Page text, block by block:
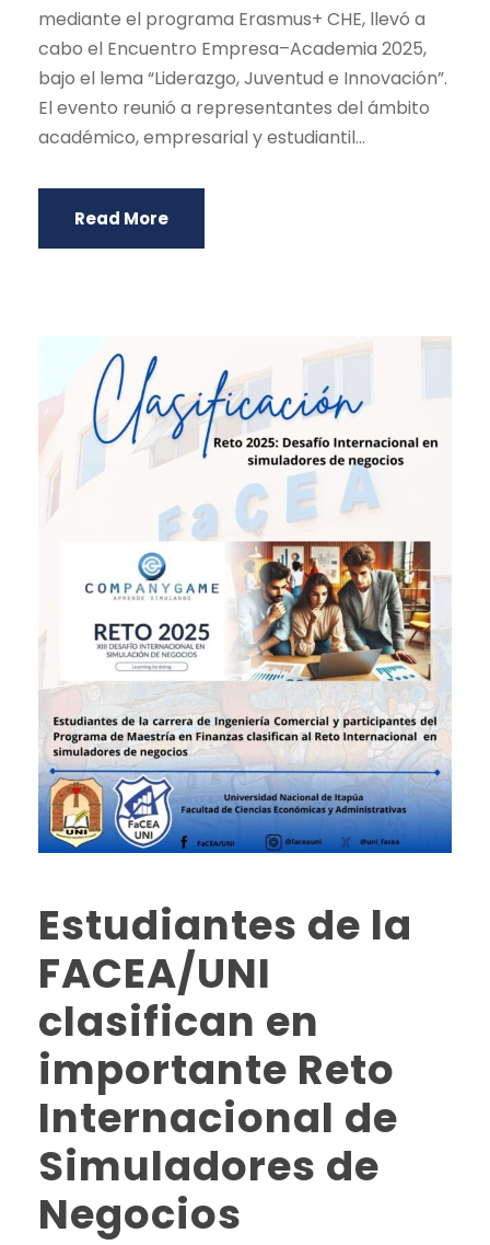
mediante el programa Erasmus+ CHE, llevó a
cabo el Encuentro Empresa–Academia 2025,
bajo el lema “Liderazgo, Juventud e Innovación”.
El evento reunió a representantes del ámbito
académico, empresarial y estudiantil...
Read More
Estudiantes de la
FACEA/UNI
clasifican en
importante Reto
Internacional de
Simuladores de
Negocios